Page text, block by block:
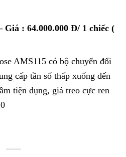
Giá : 64.000.000 Đ/ 1 chiếc (
AMS115 có bộ chuyển đổi
cấp tần số thấp xuống đến
tiện dụng, giá treo cực ren